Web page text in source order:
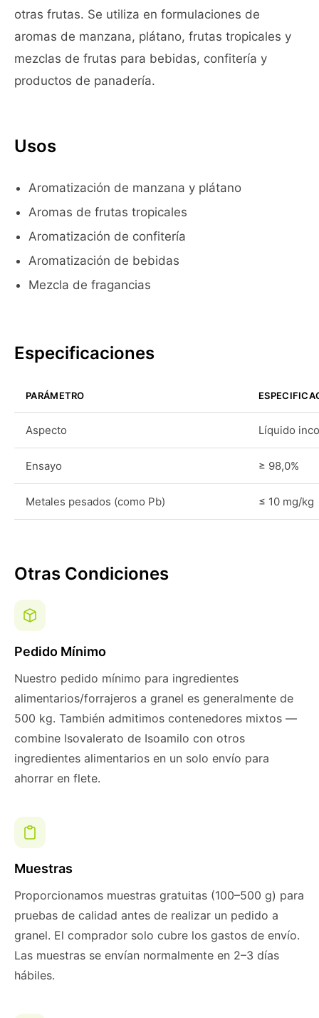
otras frutas. Se utiliza en formulaciones de
aromas de manzana, plátano, frutas tropicales y
mezclas de frutas para bebidas, confitería y
productos de panadería.
Usos
Aromatización de manzana y plátano
Aromas de frutas tropicales
Aromatización de confitería
Aromatización de bebidas
Mezcla de fragancias
Especificaciones
PARÁMETRO
Aspecto Líquido
Ensayo ≥ 98,0%
Metales pesados (como Pb) ≤ 10 mg/kg
Otras Condiciones
Pedido Mínimo
Nuestro pedido mínimo para ingredientes
alimentarios/forrajeros a granel es generalmente de
500 kg. También admitimos contenedores mixtos —
combine Isovalerato de Isoamilo con otros
ingredientes alimentarios en un solo envío para
ahorrar en flete.
Muestras
Proporcionamos muestras gratuitas (100–500 g) para
pruebas de calidad antes de realizar un pedido a
granel. El comprador solo cubre los gastos de envío.
Las muestras se envían normalmente en 2–3 días
hábiles.